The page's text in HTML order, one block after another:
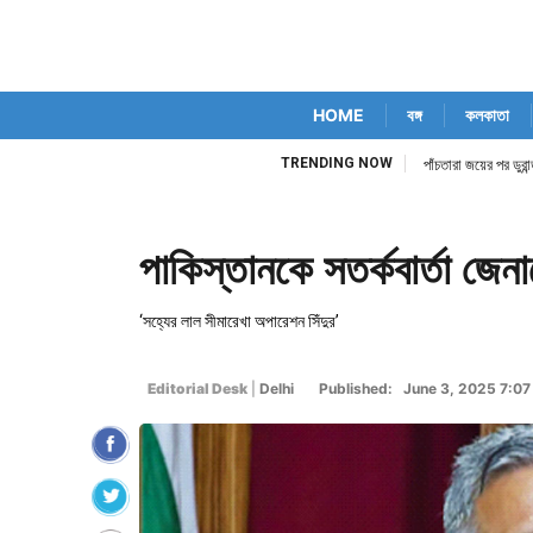
HOME বঙ্গ কলকাতা
TRENDING NOW পাঁচতারা জয়ের পর
পাকিস্তানকে সতর্কবার্তা
‘সহ্যের লাল সীমারেখা অপারেশন সিঁদুর’
Editorial Desk Delhi Published: June 3, 2025 7:07